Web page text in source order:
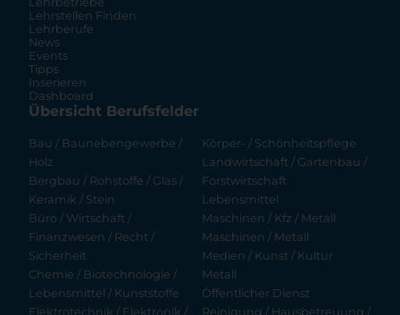
Lehrstellen Finden
Lehrberufe
News
Events
Tipps
Inserieren
Dashboard
Übersicht Berufsfelder
Bau / Baunebengewerbe /
Holz
Bergbau / Rohstoffe / Glas /
Keramik / Stein
Büro / Wirtschaft /
Finanzwesen / Recht /
Sicherheit
Chemie / Biotechnologie /
Lebensmittel / Kunststoffe
Elektrotechnik / Elektronik /
Körper- / Schönheitspflege
Landwirtschaft / Gartenbau /
Forstwirtschaft
Lebensmittel
Maschinen / Kfz / Metall
Maschinen / Metall
Medien / Kunst / Kultur
Metall
Öffentlicher Dienst
Reinigung / Hausbetreuung /